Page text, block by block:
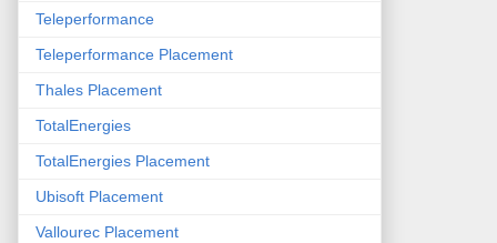
Teleperformance
Teleperformance Placement
Thales Placement
TotalEnergies
TotalEnergies Placement
Ubisoft Placement
Vallourec Placement